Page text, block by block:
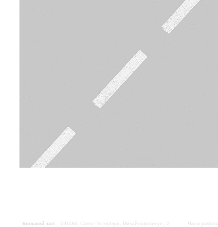
Большой зал:
191186, Санкт-Петербург, Михайловская ул., 2
Часы